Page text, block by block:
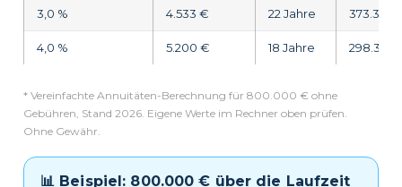
3,0 % 4.533 € 22 Jahre 373.331 €
4,0 % 5.200 € 18 Jahre 298.383
* Vereinfachte Annuitäten-Berechnung für 800.000 € ohne
Gebühren, Stand 2026. Eigene Werte im Rechner oben prüfen.
Ohne Gewähr.
📊 Beispiel: 800.000 € über die Laufzeit